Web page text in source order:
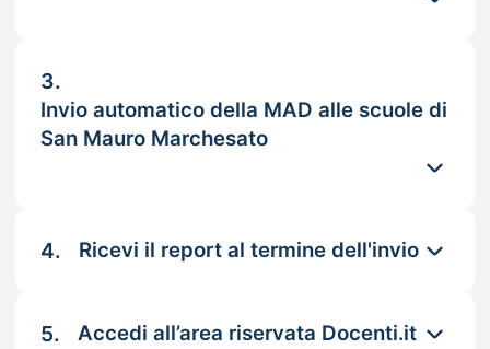
3.
Invio automatico della MAD alle scuole di
San Mauro Marchesato
4. Ricevi il report al termine dell'invio
5. Accedi all’area riservata Docenti.it